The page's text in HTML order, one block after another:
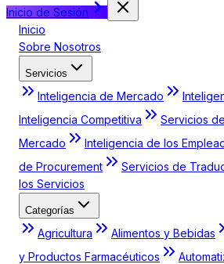
Inicio de Sesión
Inicio
Sobre Nosotros
Servicios
Inteligencia de Mercado
Inteligencia Competitiva
Servicios
Mercado
Inteligencia de los
de Procurement
Servicios de
los Servicios
Categorías
Agricultura Alimentos y Bebidas
y Productos Farmacéuticos